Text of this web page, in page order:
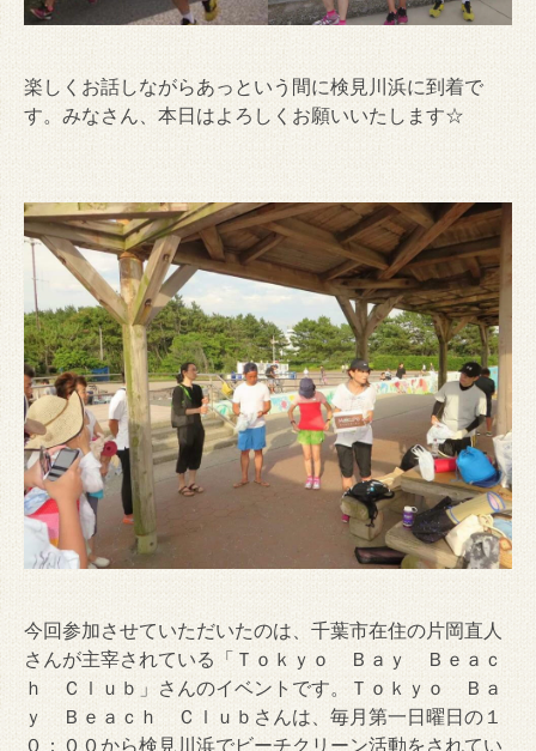
楽しくお話しながらあっという間に検見川浜に到着で
す。みなさん、本日はよろしくお願いいたします☆
今回参加させていただいたのは、千葉市在住の片岡直人
さんが主宰されている「Ｔｏｋｙｏ Ｂａｙ Ｂｅａｃ
ｈ Ｃｌｕｂ」さんのイベントです。Ｔｏｋｙｏ Ｂａ
ｙ Ｂｅａｃｈ Ｃｌｕｂさんは、毎月第一日曜日の１
０：００から検見川浜でビーチクリーン活動をされてい